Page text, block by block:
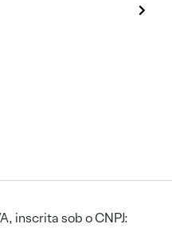
inscrita sob o CNPJ: